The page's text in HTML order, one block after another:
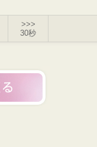
>>>
30秒